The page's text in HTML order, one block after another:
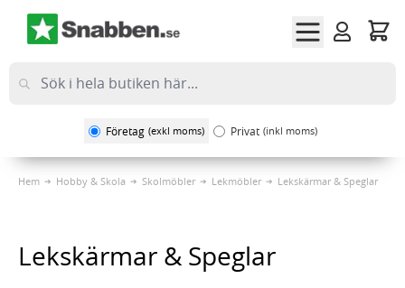
Företag (exkl moms) Privat (inkl moms)
Hem Hobby & Skola Skolmöbler Lekmöbler Lekskärmar & Speglar
Lekskärmar & Speglar